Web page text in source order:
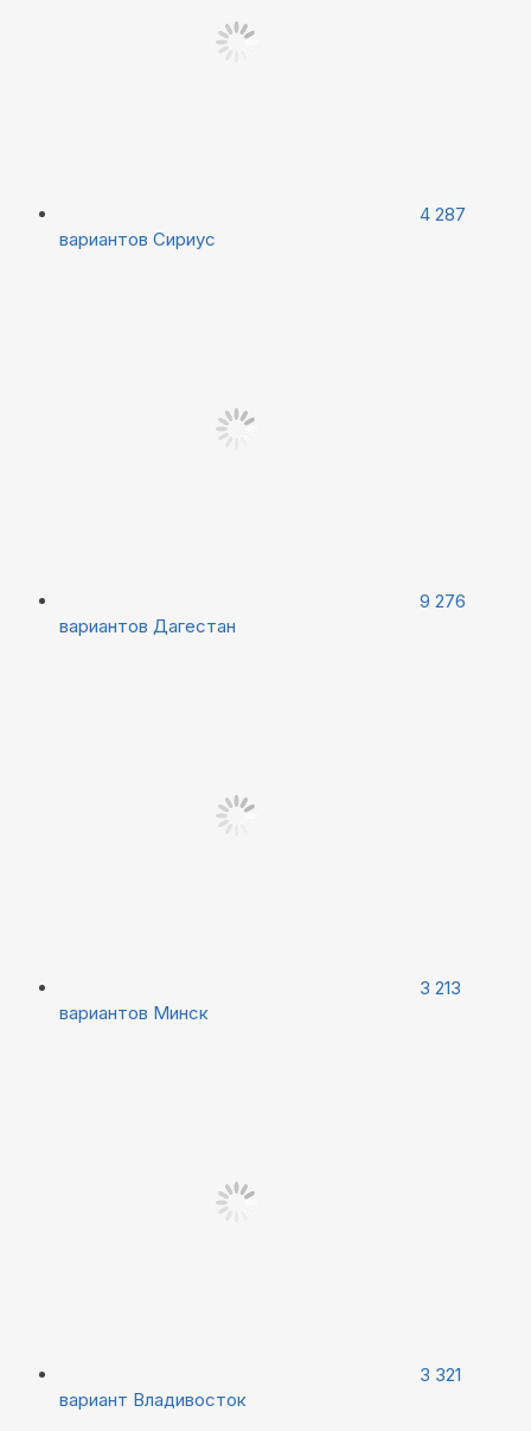
4 287
вариантов Сириус
9 276
вариантов Дагестан
3 213
вариантов Минск
3 321
вариант Владивосток